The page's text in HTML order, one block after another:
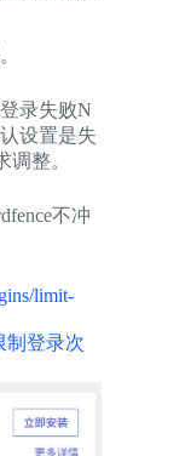
录失败N
设置是失
整。
不冲
limit-
制登录次